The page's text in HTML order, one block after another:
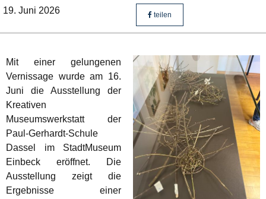
19. Juni 2026 teilen
Mit einer gelungenen
Vernissage wurde am 16.
Juni die Ausstellung der
Kreativen
Museumswerkstatt der
Paul-Gerhardt-Schule
Dassel im StadtMuseum
Einbeck eröffnet. Die
Ausstellung zeigt die
Ergebnisse einer